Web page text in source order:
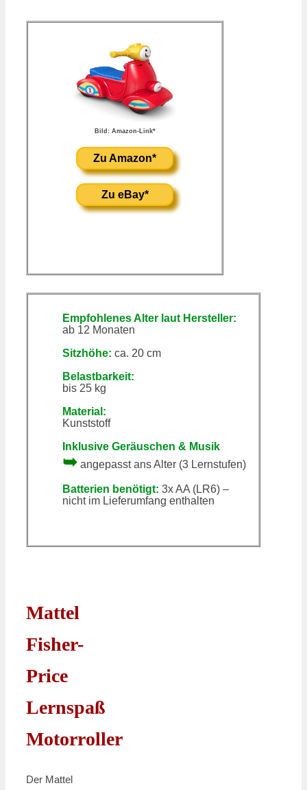
Bild: Amazon-Link*
Zu Amazon*
Zu eBay*
Empfohlenes Alter laut Hersteller:
ab 12 Monaten
Sitzhöhe: ca. 20 cm
Belastbarkeit:
bis 25 kg
Material:
Kunststoff
Inklusive Geräuschen & Musik
➥ angepasst ans Alter (3 Lernstufen)
Batterien benötigt: 3x AA (LR6) –
nicht im Lieferumfang enthalten
Mattel
Fisher-
Price
Lernspaß
Motorroller
Der Mattel